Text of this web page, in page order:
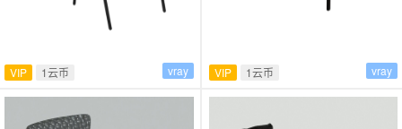
VIP 1云币 vray VIP 1云币 vray